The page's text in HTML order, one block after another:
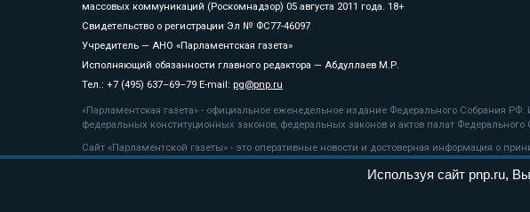
массовых коммуникаций (Роскомнадзор) 05 августа 2011 года. 18+
Свидетельство о регистрации Эл № ФС77-46097
Учредитель — АНО «Парламентская газета»
Исполняющий обязанности главного редактора — Абдуллаев М.Р.
Тел.: +7 (495) 637–69–79 E-mail: pg@pnp.ru
«Парламентская газета» - официальное еженедельное издание Федерального Собрания
федеральных конституционных законов, федеральных законов и актов палат
Сайт «Парламентской газеты» - это оперативные новости и достоверная информация о
«Парламентской газеты» активная ссылка на pnp.ru обязательна.
рекомендательные технологии
Используя сайт pnp.ru,